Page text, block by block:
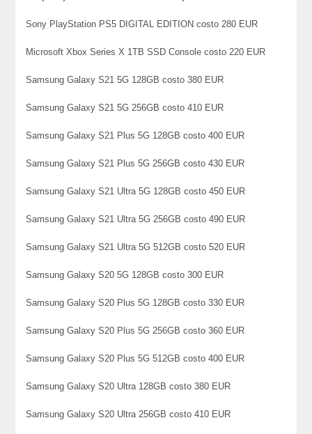
Sony PlayStation PS5 DIGITAL EDITION costo 280 EUR
Microsoft Xbox Series X 1TB SSD Console costo 220 EUR
Samsung Galaxy S21 5G 128GB costo 380 EUR
Samsung Galaxy S21 5G 256GB costo 410 EUR
Samsung Galaxy S21 Plus 5G 128GB costo 400 EUR
Samsung Galaxy S21 Plus 5G 256GB costo 430 EUR
Samsung Galaxy S21 Ultra 5G 128GB costo 450 EUR
Samsung Galaxy S21 Ultra 5G 256GB costo 490 EUR
Samsung Galaxy S21 Ultra 5G 512GB costo 520 EUR
Samsung Galaxy S20 5G 128GB costo 300 EUR
Samsung Galaxy S20 Plus 5G 128GB costo 330 EUR
Samsung Galaxy S20 Plus 5G 256GB costo 360 EUR
Samsung Galaxy S20 Plus 5G 512GB costo 400 EUR
Samsung Galaxy S20 Ultra 128GB costo 380 EUR
Samsung Galaxy S20 Ultra 256GB costo 410 EUR